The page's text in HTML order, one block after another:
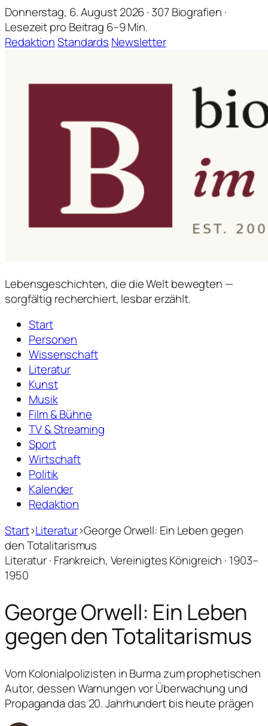
Donnerstag, 6. August 2026 · 307 Biografien ·
Lesezeit pro Beitrag 6–9 Min.
RedaktionStandards Newsletter
Lebensgeschichten, die die Welt bewegten —
sorgfältig recherchiert, lesbar erzählt.
Start
Personen
Wissenschaft
Literatur
Kunst
Musik
Film & Bühne
TV & Streaming
Sport
Wirtschaft
Politik
Kalender
Redaktion
Start›Literatur›George Orwell: Ein Leben gegen
den Totalitarismus
Literatur · Frankreich, Vereinigtes Königreich · 1903–
1950
George Orwell: Ein Leben
gegen den Totalitarismus
Vom Kolonialpolizisten in Burma zum prophetischen
Autor, dessen Warnungen vor Überwachung und
Propaganda das 20. Jahrhundert bis heute prägen